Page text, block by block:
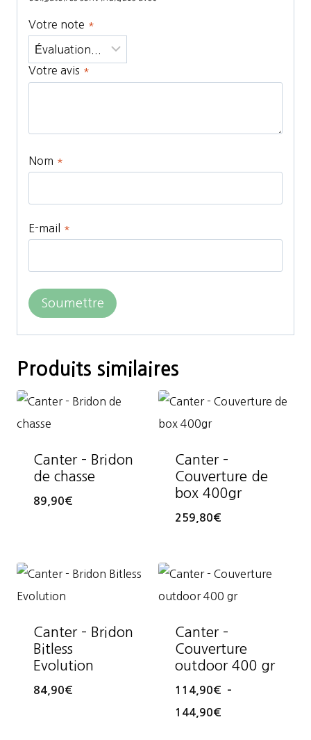
Votre note *
Votre avis *
Nom *
E-mail *
Produits similaires
Canter – Bridon
de chasse
89,90€
Canter –
Couverture de
box 400gr
259,80€
Canter – Bridon
Bitless
Evolution
84,90€
Canter –
Couverture
outdoor 400 gr
114,90€ –
144,90€